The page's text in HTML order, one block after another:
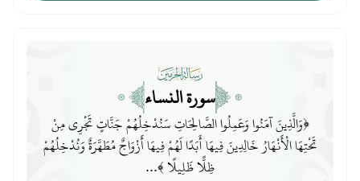
سورة النساء
﴿وَالَّذِينَ آمَنُوا وَعَمِلُوا الصَّالِحَاتِ سَنُدْخِلُهُمْ جَنَّاتٍ تَجْرِي مِنْ
تَحْتِهَا الْأَنْهَارُ خَالِدِينَ فِيهَا أَبَدًا لَهُمْ فِيهَا أَزْوَاجٌ مُطَهَّرَةٌ وَنُدْخِلُهُمْ
ظِلًّا ظَلِيلًا ﴾...